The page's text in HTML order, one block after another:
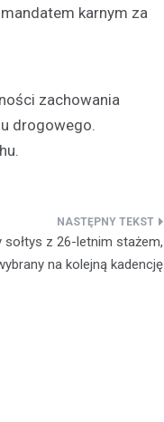
karnym za
zachowania
drogowego.
sołtys z 26-letnim stażem,
na kolejną kadencję
– inwestycja w
i komfort podróży